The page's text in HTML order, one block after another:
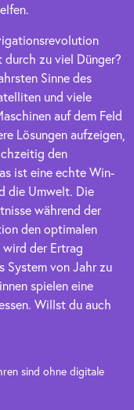
zu viel Dünger?
Sinne des
und viele
auf dem Feld
Lösungen aufzeigen,
den
ist eine echte Win-
die Umwelt. Die
während der
den optimalen
der Ertrag
System von Jahr zu
spielen eine
Willst du auch
sind ohne digitale